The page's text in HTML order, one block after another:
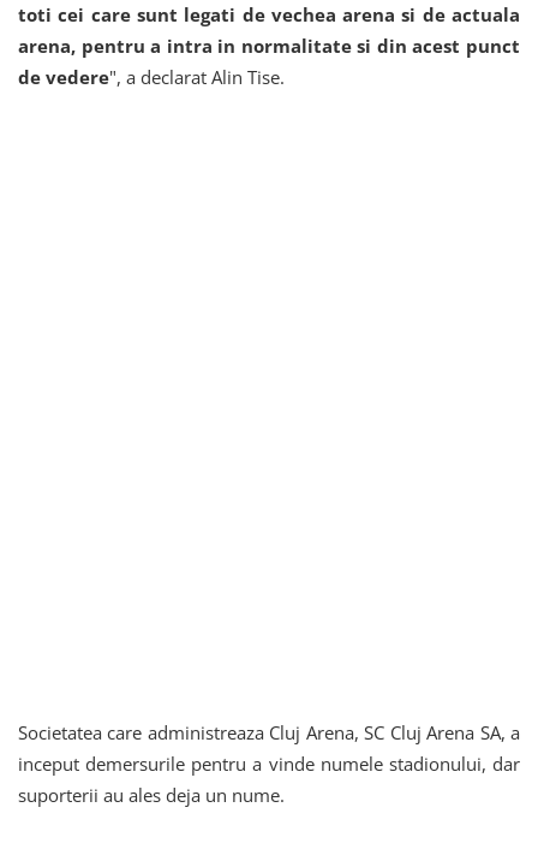
toti cei care sunt legati de vechea arena si de actuala
arena, pentru a intra in normalitate si din acest punct
de vedere", a declarat Alin Tise.
Societatea care administreaza Cluj Arena, SC Cluj Arena SA, a
inceput demersurile pentru a vinde numele stadionului, dar
suporterii au ales deja un nume.